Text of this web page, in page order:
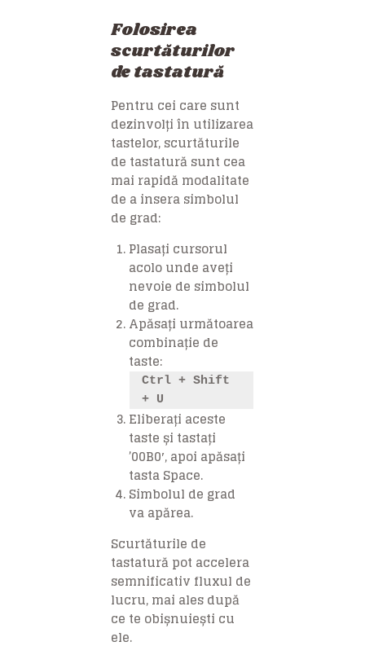
Folosirea
scurtăturilor
de tastatură
Pentru cei care sunt
dezinvolți în utilizarea
tastelor, scurtăturile
de tastatură sunt cea
mai rapidă modalitate
de a insera simbolul
de grad:
Plasați cursorul
acolo unde aveți
nevoie de simbolul
de grad.
Apăsați următoarea
combinație de
taste:
Ctrl + Shift
+ U
Eliberați aceste
taste și tastați
’00B0′, apoi apăsați
tasta Space.
Simbolul de grad
va apărea.
Scurtăturile de
tastatură pot accelera
semnificativ fluxul de
lucru, mai ales după
ce te obișnuiești cu
ele.